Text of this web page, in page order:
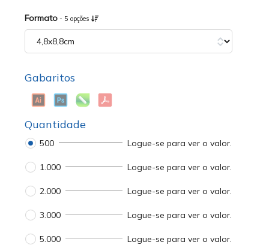
Formato - 5 opções
Gabaritos
Quantidade
500 Logue-se para ver o valor.
5.000 Logue-se para ver o valor.
1.000 Logue-se para ver o valor.
2.000 Logue-se para ver o valor.
3.000 Logue-se para ver o valor.